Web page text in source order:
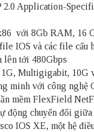
Application-
với 8Gb RAM, 16
IOS và các file cấu
lên tới 480Gbps
Multigigabit, 10G
minh với công nghệ
mềm FlexField
động chuyển đổi
IOS XE, một hệ